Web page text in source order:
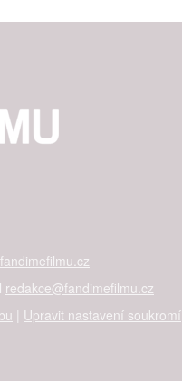
redakce@fandimefilmu.cz
| Upravit nastavení soukromí